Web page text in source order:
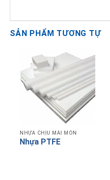
SẢN PHẨM TƯƠNG TỰ
NHỰA CHỊU MÀI MÒN
Nhựa PTFE